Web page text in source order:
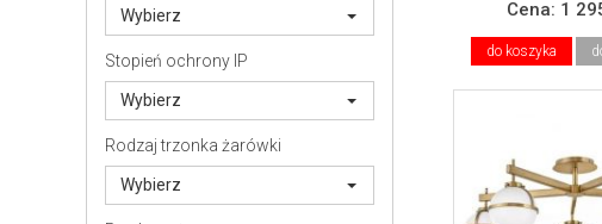
Wybierz
Stopień ochrony IP
Wybierz
Rodzaj trzonka żarówki
Wybierz
Cena: 1
do koszyka